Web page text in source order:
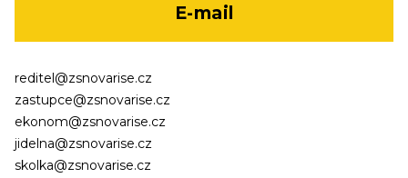
E-mail
reditel@zsnovarise.cz
zastupce@zsnovarise.cz
ekonom@zsnovarise.cz
jidelna@zsnovarise.cz
skolka@zsnovarise.cz